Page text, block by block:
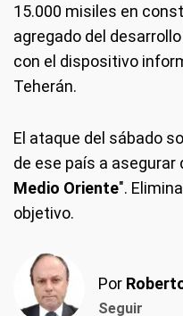
15.000 misiles en
agregado del
con el dispositivo
Teherán.
El ataque del sábado
de ese país a asegurar
Medio Oriente".
objetivo.
Por
Seguir